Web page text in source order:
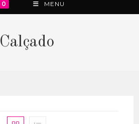
0 MENU
Calçado